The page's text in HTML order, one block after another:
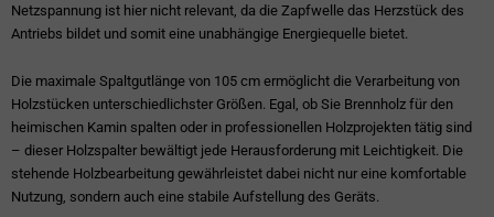
Netzspannung ist hier nicht relevant, da die Zapfwelle das Herzstück des
Antriebs bildet und somit eine unabhängige Energiequelle bietet.
Die maximale Spaltgutlänge von 105 cm ermöglicht die Verarbeitung von
Holzstücken unterschiedlichster Größen. Egal, ob Sie Brennholz für den
heimischen Kamin spalten oder in professionellen Holzprojekten tätig sind
– dieser Holzspalter bewältigt jede Herausforderung mit Leichtigkeit. Die
stehende Holzbearbeitung gewährleistet dabei nicht nur eine komfortable
Nutzung, sondern auch eine stabile Aufstellung des Geräts.